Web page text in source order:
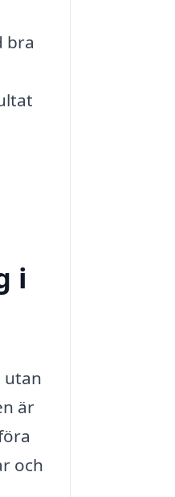
bra
i
utan
är
och